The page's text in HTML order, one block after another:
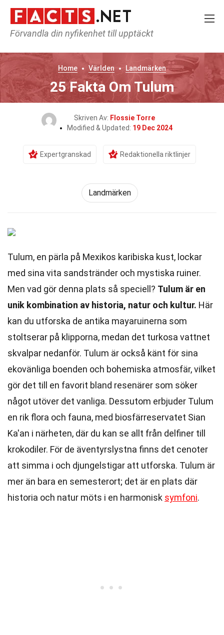
Förvandla din nyfikenhet till upptäckt
Home Världen Landmärken
25 Fakta Om Tulum
Skriven Av: Flossie Torre
Modified & Updated: 19 Dec 2024
Expertgranskad Redaktionella riktlinjer
Landmärken
Tulum, en pärla på Mexikos karibiska kust, lockar
med sina vita sandstränder och mystiska ruiner.
Men vad gör denna plats så speciell? Tulum är en
unik kombination av historia, natur och kultur. Här
kan du utforska de antika mayaruinerna som
stoltserar på klipporna, medan det turkosa vattnet
skvalpar nedanför. Tulum är också känt för sina
ekovänliga boenden och bohemiska atmosfär, vilket
gör det till en favorit bland resenärer som söker
något utöver det vanliga. Dessutom erbjuder Tulum
en rik flora och fauna, med biosfärreservatet Sian
Ka'an i närheten, där du kan se allt från delfiner till
krokodiler. För de äventyrslystna finns det cenoter
att simma i och djungelstigar att utforska. Tulum är
mer än bara en semesterort; det är en plats där
historia och natur möts i en harmonisk symfoni.